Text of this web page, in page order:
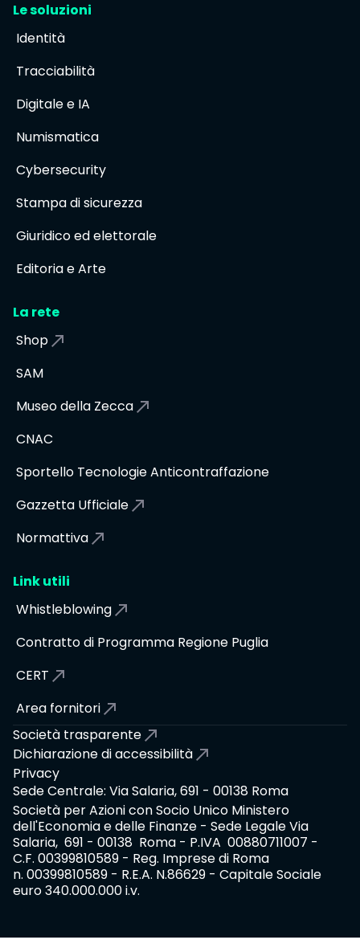
Le soluzioni
Identità
Tracciabilità
Digitale e IA
Numismatica
Cybersecurity
Stampa di sicurezza
Giuridico ed elettorale
Editoria e Arte
La rete
Shop
SAM
Museo della Zecca
CNAC
Sportello Tecnologie Anticontraffazione
Gazzetta Ufficiale
Normattiva
Link utili
Whistleblowing
Contratto di Programma Regione Puglia
CERT
Area fornitori
Società trasparente
Dichiarazione di accessibilità
Privacy
Sede Centrale: Via Salaria, 691 - 00138 Roma
Società per Azioni con Socio Unico Ministero
dell'Economia e delle Finanze - Sede Legale Via
Salaria, 691 - 00138 Roma - P.IVA 00880711007 -
C.F. 00399810589 - Reg. Imprese di Roma
n. 00399810589 - R.E.A. N.86629 - Capitale Sociale
euro 340.000.000 i.v.